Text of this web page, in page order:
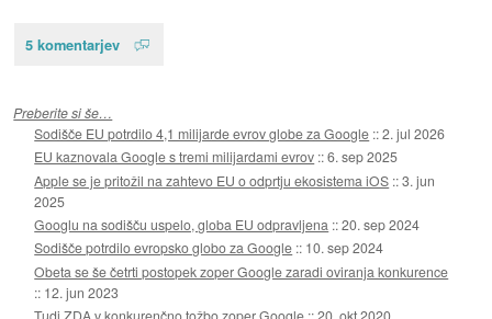
5 komentarjev
Preberite si še…
Sodišče EU potrdilo 4,1 milijarde evrov globe za Google ::2. jul 2026
EU kaznovala Google s tremi milijardami evrov ::6. sep 2025
Apple se je pritožil na zahtevo EU o odprtju ekosistema iOS ::3. jun
2025
Googlu na sodišču uspelo, globa EU odpravljena ::20. sep 2024
Sodišče potrdilo evropsko globo za Google :: 10. sep 2024
Obeta se še četrti postopek zoper Google zaradi oviranja konkurence
:: 12. jun 2023